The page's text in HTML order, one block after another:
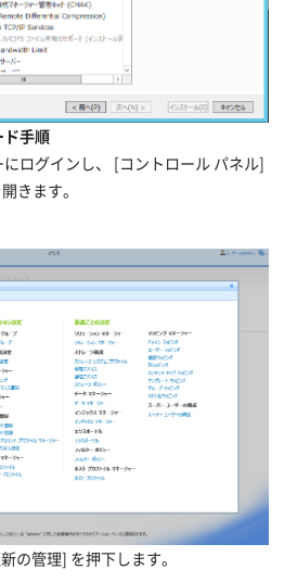
手順
ログインし、 [コントロール パネル]
きます。
の管理] を押下します。